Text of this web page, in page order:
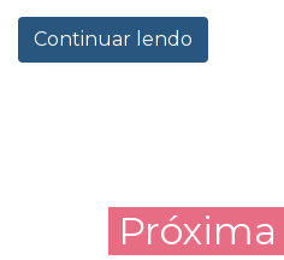
Continuar lendo